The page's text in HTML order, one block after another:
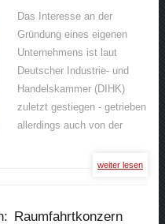
Das Interesse an der
Gründung eines eigenen
Unternehmens ist laut
Deutscher Industrie- und
Handelskammer (DIHK)
zuletzt gestiegen - getrieben
allerdings auch von der
weiter lesen
Raumfahrtkonzern